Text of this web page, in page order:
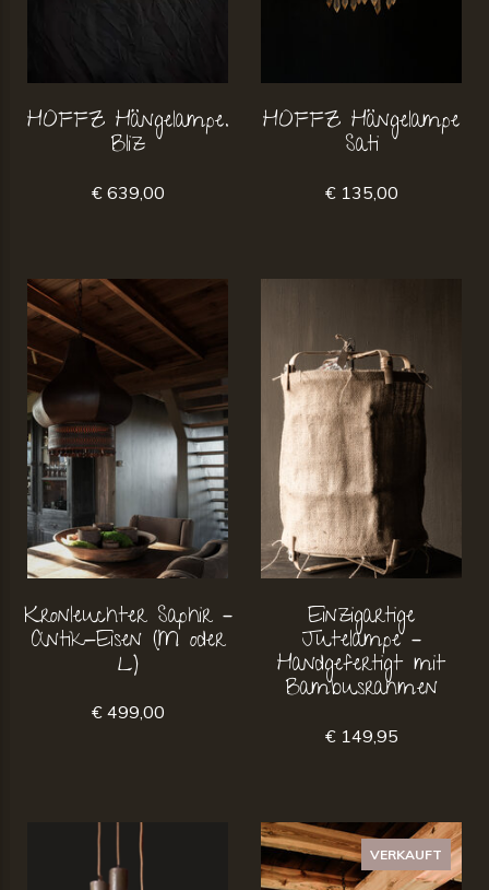
HOFFZ Hängelampe.
Bliz
€ 639,00
HOFFZ Hängelampe
Sati
€ 135,00
Kronleuchter Saphir –
Antik-Eisen (M oder
L)
€ 499,00
Einzigartige
Jutelampe –
Handgefertigt mit
Bambusrahmen
€ 149,95
VERKAUFT